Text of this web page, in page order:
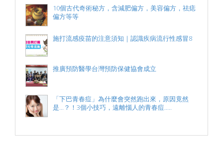
10個古代奇術秘方，含減肥偏方，美容偏方，祛痣
偏方等等
施打流感疫苗的注意須知｜認識疾病流行性感冒8
推廣預防醫學台灣預防保健協會成立
「下巴青春痘」為什麼會突然跑出來，原因竟然
是...？！3個小技巧，遠離惱人的青春痘.....